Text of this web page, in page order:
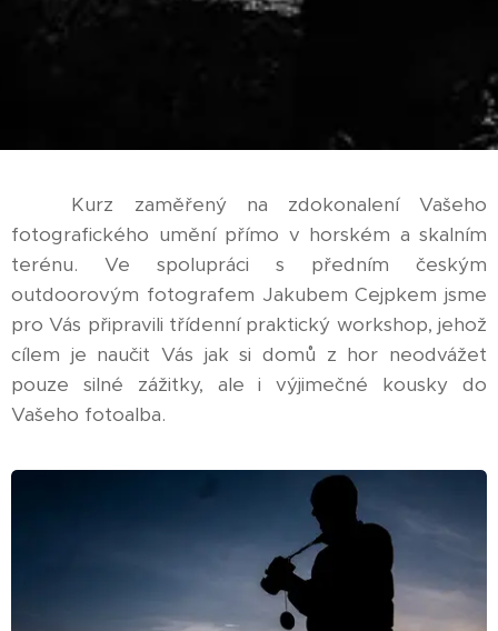
Kurz zaměřený na zdokonalení Vašeho
fotografického umění přímo v horském a skalním
terénu. Ve spolupráci s předním českým
outdoorovým fotografem Jakubem Cejpkem jsme
pro Vás připravili třídenní praktický workshop, jehož
cílem je naučit Vás jak si domů z hor neodvážet
pouze silné zážitky, ale i výjimečné kousky do
Vašeho fotoalba.